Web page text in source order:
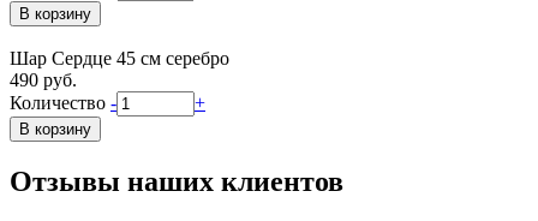
Шар Сердце 45 см серебро
490 руб.
Количество - +
Отзывы наших клиентов